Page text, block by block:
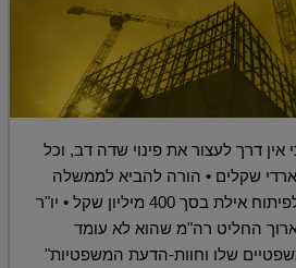
דרך לעצור את פינוי שדה דב, וכל
שקלים • הורה להביא לממשלה
בתוך 3 שבועות תוכנית לפיתוח אילת בסך 400 מיליון שקל • יו"ר
החליט רה"מ שהוא לא עומד
שלו וחוות-הדעת המשפטיות"